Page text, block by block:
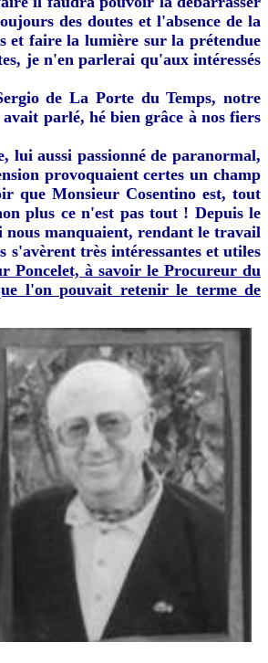
des doutes et l'absence de la
et faire la lumière sur la prétendue
je n'en parlerai qu'aux intéressés
de La Porte du Temps, notre
parlé, hé bien grâce à nos fiers
lui aussi passionné de paranormal,
provoquaient certes un champ
que Monsieur Cosentino est, tout
plus ce n'est pas tout ! Depuis le
nous manquaient, rendant le travail
s'avèrent très intéressantes et utiles
Poncelet, à savoir le Procureur du
l'on pouvait retenir le terme de